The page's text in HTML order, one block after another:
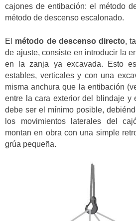
cajones de entibación: el método
método de descenso escalonado.
El método de descenso directo,
de ajuste, consiste en introducir la
en la zanja ya excavada. Esto
estables, verticales y con una
misma anchura que la entibación
entre la cara exterior del blindaje y
debe ser el mínimo posible,
los movimientos laterales del
montan en obra con una simple
grúa pequeña.